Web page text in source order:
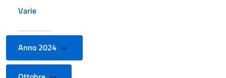
Varie
Anno 2024